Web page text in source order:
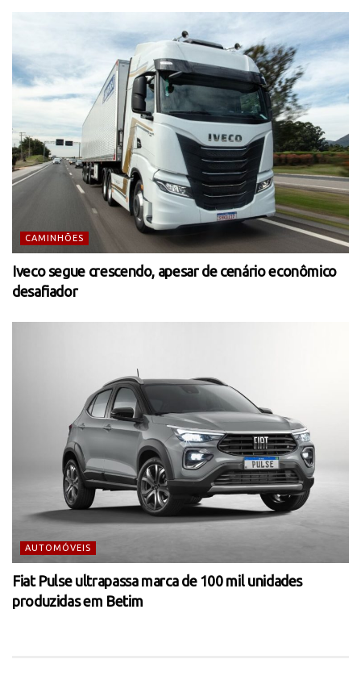
CAMINHÕES
Iveco segue crescendo, apesar de cenário econômico
desafiador
AUTOMÓVEIS
Fiat Pulse ultrapassa marca de 100 mil unidades
produzidas em Betim